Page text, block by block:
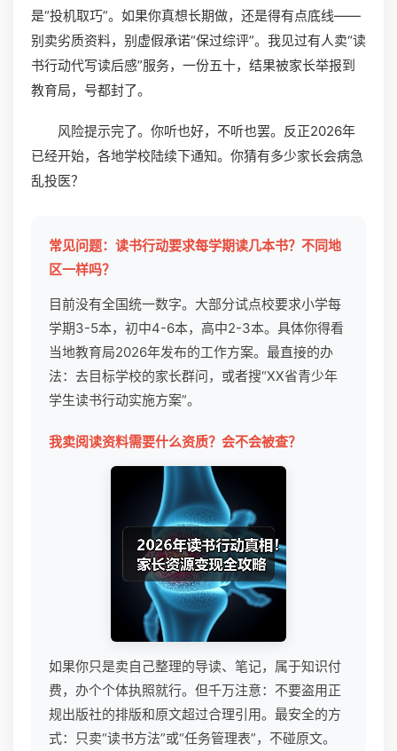
是“投机取巧”。如果你真想长期做，还是得有点底线——
别卖劣质资料，别虚假承诺“保过综评”。我见过有人卖“读
书行动代写读后感”服务，一份五十，结果被家长举报到
教育局，号都封了。
风险提示完了。你听也好，不听也罢。反正2026年
已经开始，各地学校陆续下通知。你猜有多少家长会病急
乱投医？
常见问题：读书行动要求每学期读几本书？不同地
区一样吗？
目前没有全国统一数字。大部分试点校要求小学每
学期3-5本，初中4-6本，高中2-3本。具体你得看
当地教育局2026年发布的工作方案。最直接的办
法：去目标学校的家长群问，或者搜“XX省青少年
学生读书行动实施方案”。
我卖阅读资料需要什么资质？会不会被查？
如果你只是卖自己整理的导读、笔记，属于知识付
费，办个个体执照就行。但千万注意：不要盗用正
规出版社的排版和原文超过合理引用。最安全的方
式：只卖“读书方法”或“任务管理表”，不碰原文。